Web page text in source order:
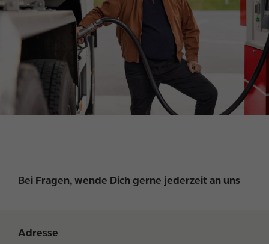
Bei Fragen, wende Dich gerne jederzeit an uns
Adresse